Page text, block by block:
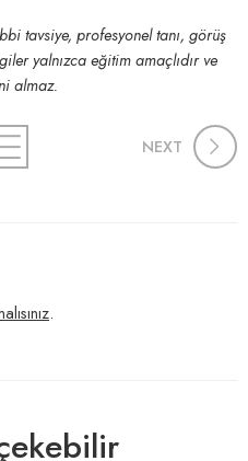
tavsiye, profesyonel tanı, görüş
yalnızca eğitim amaçlıdır ve
almaz.
NEXT
.